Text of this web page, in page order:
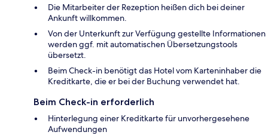
Die Mitarbeiter der Rezeption heißen dich bei deiner
Ankunft willkommen.
Von der Unterkunft zur Verfügung gestellte Informationen
werden ggf. mit automatischen Übersetzungstools
übersetzt.
Beim Check-in benötigt das Hotel vom Karteninhaber die
Kreditkarte, die er bei der Buchung verwendet hat.
Beim Check-in erforderlich
Hinterlegung einer Kreditkarte für unvorhergesehene
Aufwendungen